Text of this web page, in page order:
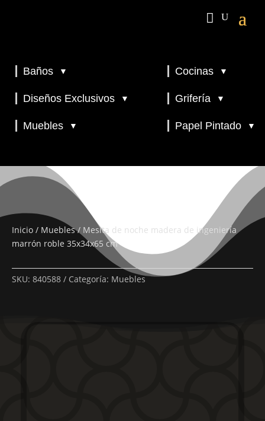
Baños ▼ Cocinas ▼
Diseños Exclusivos ▼ Grifería ▼
Muebles ▼ Papel Pintado ▼
Inicio / Muebles/ Mesita de noche madera de ingeniería
marrón roble 35x34x65 cm
SKU: 840588 Categoría: Muebles